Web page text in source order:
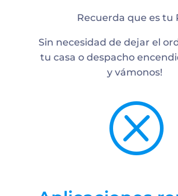
Recuerda que es tu
Sin necesidad de dejar el
tu casa o despacho
y vámonos!
Q